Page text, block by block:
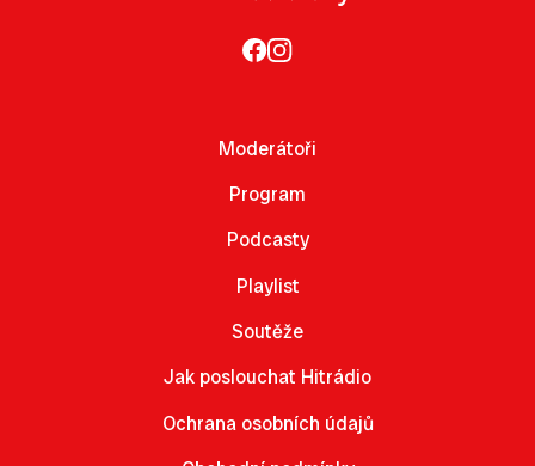
Moderátoři
Program
Podcasty
Playlist
Soutěže
Jak poslouchat Hitrádio
Ochrana osobních údajů